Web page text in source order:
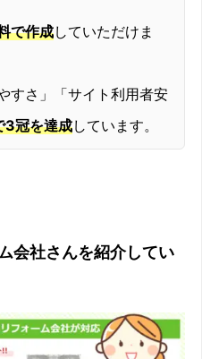
で作成していただけま
すさ」「サイト利用者安
3冠を達成しています。
会社さんを紹介してい